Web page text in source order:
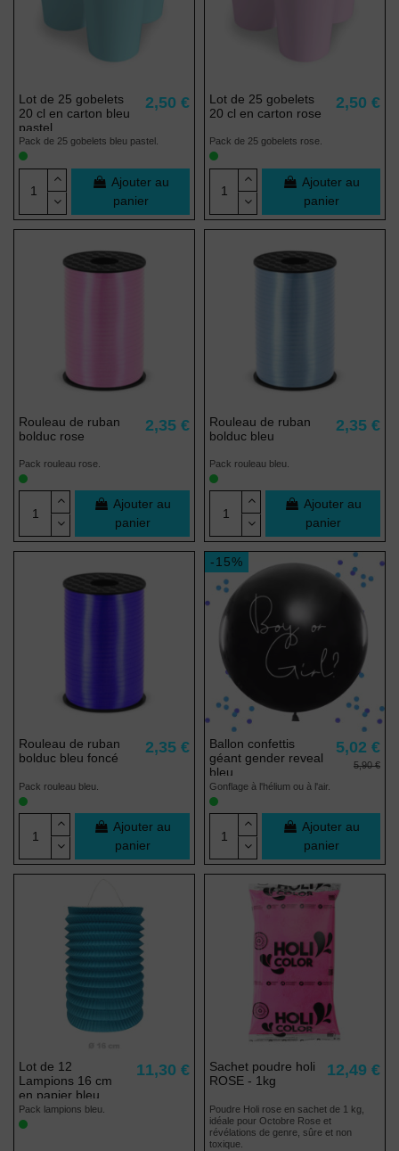
Lot de 25 gobelets
20 cl en carton bleu
pastel
2,50 €
Pack de 25 gobelets bleu pastel.
Ajouter au
panier
Lot de 25 gobelets
20 cl en carton rose
2,50 €
Pack de 25 gobelets rose.
Ajouter au
panier
Rouleau de ruban
bolduc rose
2,35 €
Pack rouleau rose.
Ajouter au
panier
Rouleau de ruban
bolduc bleu
2,35 €
Pack rouleau bleu.
Ajouter au
panier
Rouleau de ruban
bolduc bleu foncé
2,35 €
Pack rouleau bleu.
Ajouter au
panier
-15%
Ballon confettis
géant gender reveal
bleu
5,02 €
5,90 €
Gonflage à l'hélium ou à l'air.
Ajouter au
panier
Lot de 12
Lampions 16 cm
en papier bleu
11,30 €
Pack lampions bleu.
Sachet poudre holi
ROSE - 1kg
12,49 €
Poudre Holi rose en sachet de 1 kg,
idéale pour Octobre Rose et
révélations de genre, sûre et non
toxique.